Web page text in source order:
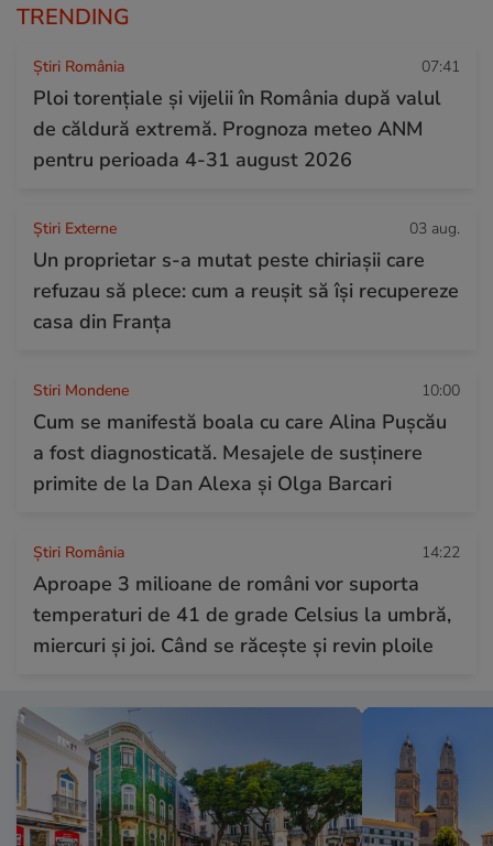
TRENDING
Știri România 07:41
Ploi torențiale și vijelii în România după valul
de căldură extremă. Prognoza meteo ANM
pentru perioada 4-31 august 2026
Știri Externe 03 aug.
Un proprietar s-a mutat peste chiriașii care
refuzau să plece: cum a reușit să își recupereze
casa din Franța
Stiri Mondene 10:00
Cum se manifestă boala cu care Alina Pușcău
a fost diagnosticată. Mesajele de susținere
primite de la Dan Alexa și Olga Barcari
Știri România 14:22
Aproape 3 milioane de români vor suporta
temperaturi de 41 de grade Celsius la umbră,
miercuri și joi. Când se răcește și revin ploile